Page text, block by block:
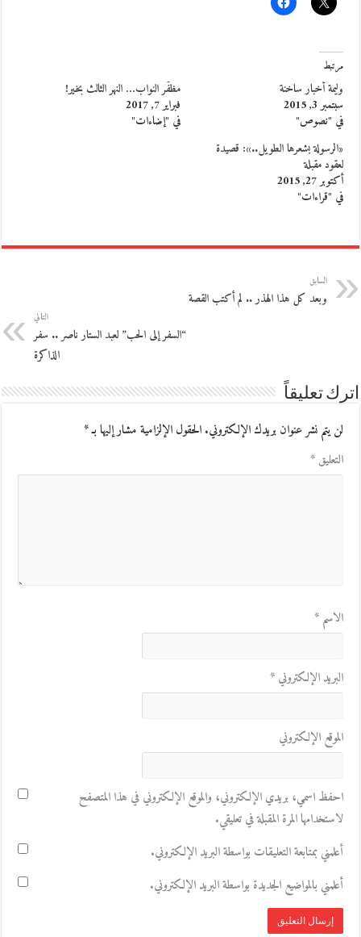
مرتبط
وليمة أخبار ساخنة
سبتمبر 3, 2015
في "نصوص"
مظفّر النواب… النهر الثالث بخير!
فبراير 7, 2017
في "إضاءات"
«الرسولة بشعرها الطويل..»: قصيدة
لعقود مقبلة
أكتوبر 27, 2015
في "قراءات"
السابق
وبعد كل هذا الهذر .. لم أكتب القصة
التالي
“السفر إلى الحب” لعبد الستار ناصر .. سفر
الذاكرة
اترك تعليقاً
لن يتم نشر عنوان بريدك الإلكتروني.الحقول الإلزامية مشار إليها بـ*
التعليق*
الاسم*
البريد الإلكتروني*
الموقع الإلكتروني
احفظ اسمي، بريدي الإلكتروني، والموقع الإلكتروني في هذا المتصفح
لاستخدامها المرة المقبلة في تعليقي.
أعلمني بمتابعة التعليقات بواسطة البريد الإلكتروني.
أعلمني بالمواضيع الجديدة بواسطة البريد الإلكتروني.